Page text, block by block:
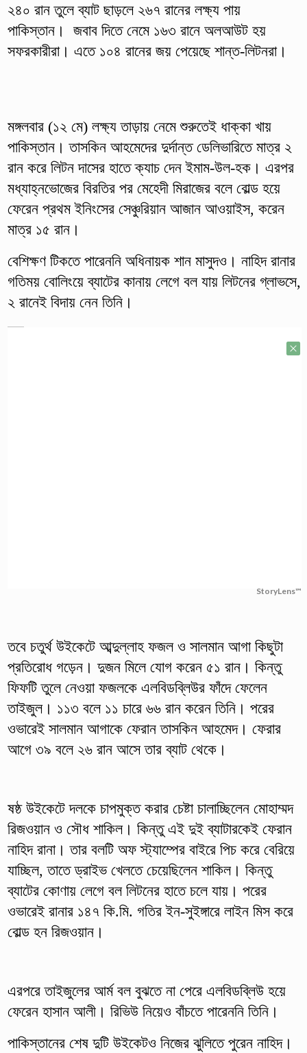
২৪০ রান তুলে ব্যাট ছাড়লে ২৬৭ রানের লক্ষ্য পায়
পাকিস্তান। জবাব দিতে নেমে ১৬৩ রানে অলআউট হয়
সফরকারীরা। এতে ১০৪ রানের জয় পেয়েছে শান্ত-লিটনরা।
মঙ্গলবার (১২ মে) লক্ষ্য তাড়ায় নেমে শুরুতেই ধাক্কা খায়
পাকিস্তান। তাসকিন আহমেদের দুর্দান্ত ডেলিভারিতে মাত্র ২
রান করে লিটন দাসের হাতে ক্যাচ দেন ইমাম-উল-হক। এরপর
মধ্যাহ্নভোজের বিরতির পর মেহেদী মিরাজের বলে বোল্ড হয়ে
ফেরেন প্রথম ইনিংসের সেঞ্চুরিয়ান আজান আওয়াইস, করেন
মাত্র ১৫ রান।
বেশিক্ষণ টিকতে পারেননি অধিনায়ক শান মাসুদও। নাহিদ রানার
গতিময় বোলিংয়ে ব্যাটের কানায় লেগে বল যায় লিটনের গ্লাভসে,
২ রানেই বিদায় নেন তিনি।
StoryLens™
তবে চতুর্থ উইকেটে আব্দুল্লাহ ফজল ও সালমান আগা কিছুটা
প্রতিরোধ গড়েন। দুজন মিলে যোগ করেন ৫১ রান। কিন্তু
ফিফটি তুলে নেওয়া ফজলকে এলবিডব্লিউর ফাঁদে ফেলেন
তাইজুল। ১১৩ বলে ১১ চারে ৬৬ রান করেন তিনি। পরের
ওভারেই সালমান আগাকে ফেরান তাসকিন আহমেদ। ফেরার
আগে ৩৯ বলে ২৬ রান আসে তার ব্যাট থেকে।
ষষ্ঠ উইকেটে দলকে চাপমুক্ত করার চেষ্টা চালাচ্ছিলেন মোহাম্মদ
রিজওয়ান ও সৌধ শাকিল। কিন্তু এই দুই ব্যাটারকেই ফেরান
নাহিদ রানা। তার বলটি অফ স্ট্যাম্পের বাইরে পিচ করে বেরিয়ে
যাচ্ছিল, তাতে ড্রাইভ খেলতে চেয়েছিলেন শাকিল। কিন্তু
ব্যাটের কোণায় লেগে বল লিটনের হাতে চলে যায়। পরের
ওভারেই রানার ১৪৭ কি.মি. গতির ইন-সুইঙ্গারে লাইন মিস করে
বোল্ড হন রিজওয়ান।
এরপরে তাইজুলের আর্ম বল বুঝতে না পেরে এলবিডব্লিউ হয়ে
ফেরেন হাসান আলী। রিভিউ নিয়েও বাঁচতে পারেননি তিনি।
পাকিস্তানের শেষ দুটি উইকেটও নিজের ঝুলিতে পুরেন নাহিদ।